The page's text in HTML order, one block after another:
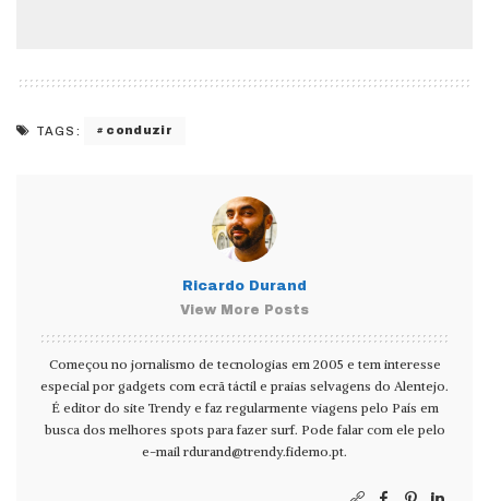
TAGS: conduzir
Ricardo Durand
View More Posts
Começou no jornalismo de tecnologias em 2005 e tem interesse
especial por gadgets com ecrã táctil e praias selvagens do Alentejo.
É editor do site Trendy e faz regularmente viagens pelo País em
busca dos melhores spots para fazer surf. Pode falar com ele pelo
e-mail rdurand@trendy.fidemo.pt.